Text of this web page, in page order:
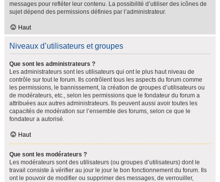
messages pour refléter leur contenu. La possibilité d’utiliser des icônes de
sujet dépend des permissions définies par l’administrateur.
Haut
Niveaux d’utilisateurs et groupes
Que sont les administrateurs ?
Les administrateurs sont les utilisateurs qui ont le plus haut niveau de
contrôle sur tout le forum. Ils contrôlent tous les aspects du forum comme
les permissions, le bannissement, la création de groupes d’utilisateurs ou
de modérateurs, etc., selon les permissions que le fondateur du forum a
attribuées aux autres administrateurs. Ils peuvent aussi avoir toutes les
capacités de modération sur l’ensemble des forums, selon ce que le
fondateur a autorisé.
Haut
Que sont les modérateurs ?
Les modérateurs sont des utilisateurs (ou groupes d’utilisateurs) dont le
travail consiste à vérifier au jour le jour le bon fonctionnement du forum. Ils
ont le pouvoir de modifier ou supprimer des messages, de verrouiller,